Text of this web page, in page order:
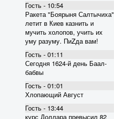
Гость - 10:54
Ракета "Боярыня Салтычиха"
летит в Киев казнить и
мучить холопов, учить их
уму разуму. ПиZда вам!
Гость - 01:11
Сегодня 1624-й день Баал-
бабвы
Гость - 01:01
Хлопающий Август
Гость - 13:44
курс Доллара превысил 82